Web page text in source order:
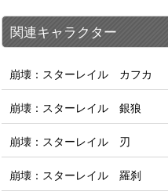
関連キャラクター
崩壊：スターレイル カフカ
崩壊：スターレイル 銀狼
崩壊：スターレイル 刃
崩壊：スターレイル 羅刹